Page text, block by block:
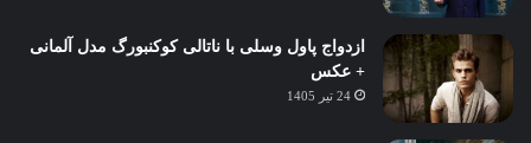
ازدواج پاول وسلی با ناتالی کوکنبورگ مدل آلمانی
+ عکس
24 تیر 1405